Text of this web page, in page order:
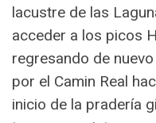
lacustre de las
acceder a los picos
regresando de
por el Camin Real
inicio de la pradería